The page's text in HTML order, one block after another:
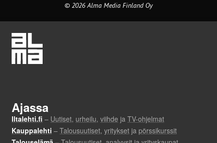
© 2026 Alma Media Finland Oy